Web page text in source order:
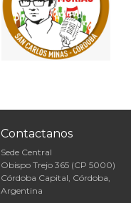
Contactanos
Sede Central
Obispo Trejo 365 (CP 5000)
Córdoba Capital, Córdoba,
Argentina